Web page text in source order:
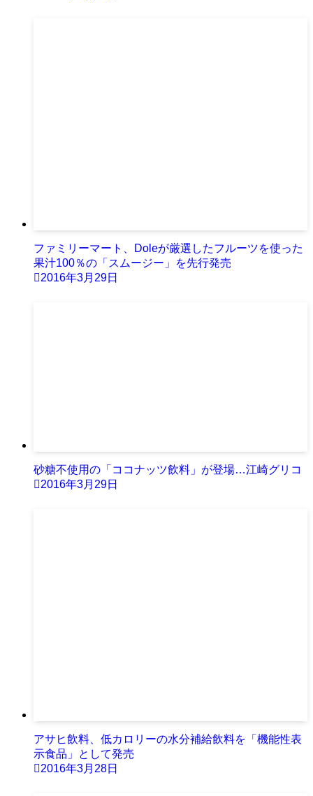
ファミリーマート、Doleが厳選したフルーツを使った
果汁100％の「スムージー」を先行発売
2016年3月29日
砂糖不使用の「ココナッツ飲料」が登場…江崎グリコ
2016年3月29日
アサヒ飲料、低カロリーの水分補給飲料を「機能性表
示食品」として発売
2016年3月28日